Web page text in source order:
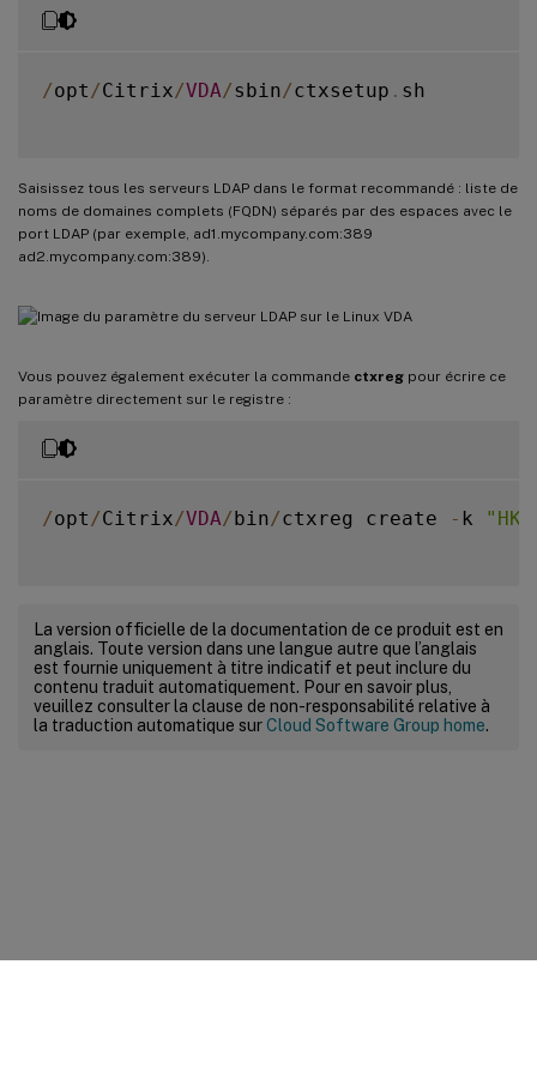
/opt /Citrix/VDA/sbin/ctxsetup . sh
Saisissez tous les serveurs LDAP dans le format recommandé : liste de
noms de domaines complets (FQDN) séparés par des espaces avec le
port LDAP (par exemple, ad1.mycompany.com:389
ad2.mycompany.com:389).
Vous pouvez également exécuter la commande ctxreg pour écrire ce
paramètre directement sur le registre :
/opt /Citrix/VDA/bin/ctxreg create - k
La version officielle de la documentation de ce produit est en
anglais. Toute version dans une langue autre que l’anglais
est fournie uniquement à titre indicatif et peut inclure du
contenu traduit automatiquement. Pour en savoir plus,
veuillez consulter la clause de non-responsabilité relative à
la traduction automatique surCloud Software Group home.